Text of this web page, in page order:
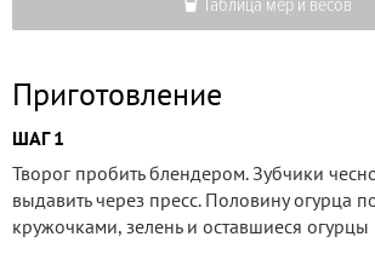
Приготовление
ШАГ 1
Творог пробить блендером. Зубчики
выдавить через пресс. Половину огурца
кружочками, зелень и оставшиеся